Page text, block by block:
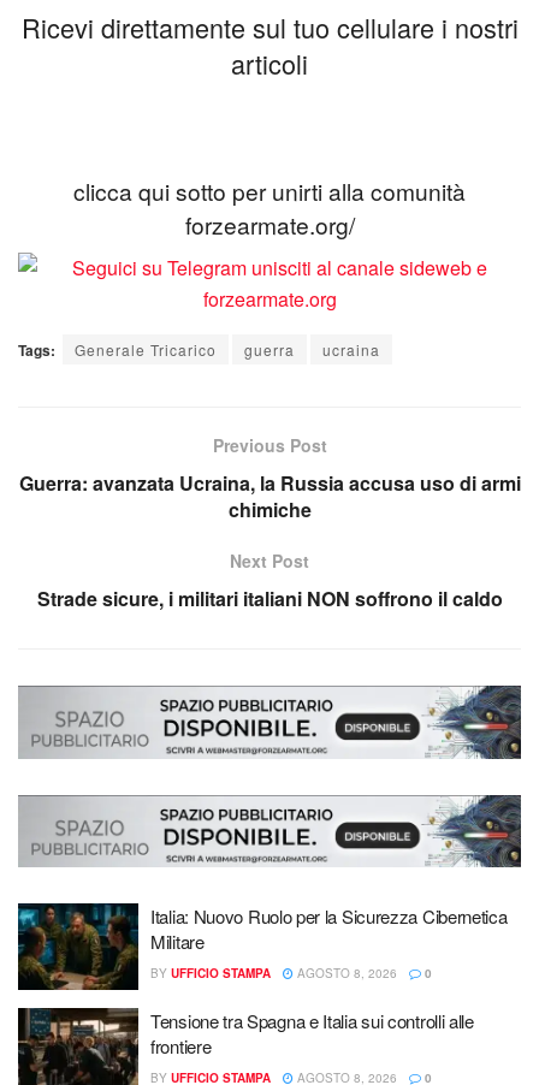
Ricevi direttamente sul tuo cellulare i nostri
articoli
clicca qui sotto per unirti alla comunità
forzearmate.org/
Tags: Generale Tricarico guerra ucraina
Previous Post
Guerra: avanzata Ucraina, la Russia accusa uso di armi
chimiche
Next Post
Strade sicure, i militari italiani NON soffrono il caldo
Italia: Nuovo Ruolo per la Sicurezza Cibernetica
Militare
BY UFFICIO STAMPA AGOSTO 8, 2026 0
Tensione tra Spagna e Italia sui controlli alle
frontiere
BY UFFICIO STAMPA AGOSTO 8, 2026 0